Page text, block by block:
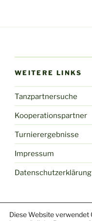
s
WEITERE LINKS
Tanzpartnersuche
Kooperationspartner
Turnierergebnisse
Impressum
Datenschutzerklärung
Diese Website verwendet